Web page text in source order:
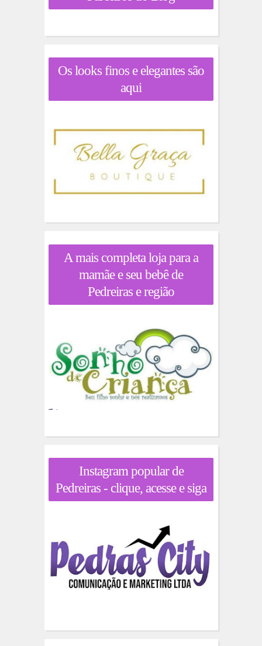
Os looks finos e elegantes são
aqui
A mais completa loja para a
mamãe e seu bebê de
Pedreiras e região
Instagram popular de
Pedreiras - clique, acesse e siga